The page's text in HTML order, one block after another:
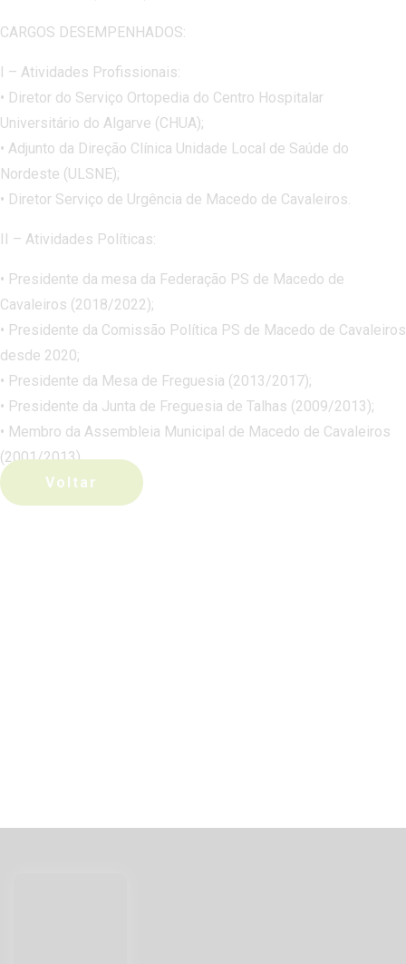
CARGOS DESEMPENHADOS:
I – Atividades Profissionais:
• Diretor do Serviço Ortopedia do Centro Hospitalar
Universitário do Algarve (CHUA);
• Adjunto da Direção Clínica Unidade Local de Saúde do
Nordeste (ULSNE);
• Diretor Serviço de Urgência de Macedo de Cavaleiros.
II – Atividades Políticas:
• Presidente da mesa da Federação PS de Macedo de
Cavaleiros (2018/2022);
• Presidente da Comissão Política PS de Macedo de Cavaleiros
desde 2020;
• Presidente da Mesa de Freguesia (2013/2017);
• Presidente da Junta de Freguesia de Talhas (2009/2013);
• Membro da Assembleia Municipal de Macedo de Cavaleiros
(2001/2013).
Voltar